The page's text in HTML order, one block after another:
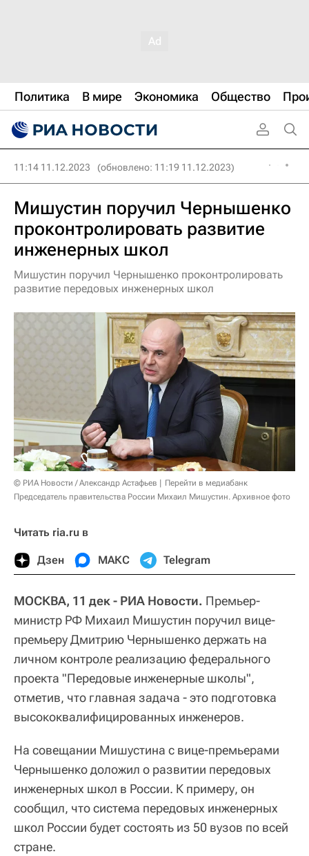
Политика В мире Экономика Общество
11:14 11.12.2023 (обновлено: 11:19 11.12.2023)
Мишустин поручил Чернышенко
проконтролировать развитие
инженерных школ
Мишустин поручил Чернышенко проконтролировать
развитие передовых инженерных школ
© РИА Новости / Александр Астафьев
Перейти в медиабанк
Председатель правительства России Михаил Мишустин. Архивное фото
Читать ria.ru в
Дзен МАКС Telegram
МОСКВА, 11 дек - РИА Новости. Премьер-
министр РФ Михаил Мишустин поручил вице-
премьеру Дмитрию Чернышенко держать на
личном контроле реализацию федерального
проекта "Передовые инженерные школы",
отметив, что главная задача - это подготовка
высококвалифицированных инженеров.
На совещании Мишустина с вице-премьерами
Чернышенко доложил о развитии передовых
инженерных школ в России. К примеру, он
сообщил, что система передовых инженерных
школ России будет состоять из 50 вузов по всей
стране.